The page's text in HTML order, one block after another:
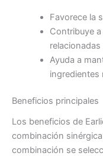
Favorece la
Contribuye
Ayuda a
ingredientes
Beneficios principales
Los beneficios de
combinación
combinación se